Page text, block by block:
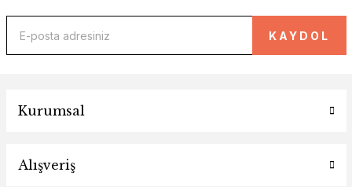
KAYDOL
Kurumsal
Alışveriş